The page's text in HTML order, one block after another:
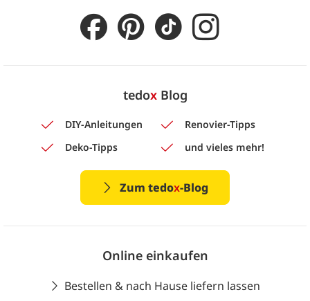
tedoxBlog
DIY-Anleitungen
Renovier-Tipps
Deko-Tipps
und vieles mehr!
Zum tedox-Blog
Online einkaufen
Bestellen & nach Hause liefern lassen